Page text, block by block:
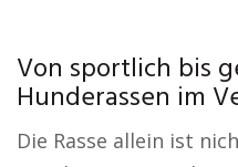
Von sportlich bis
Hunderassen im
Die Rasse allein ist